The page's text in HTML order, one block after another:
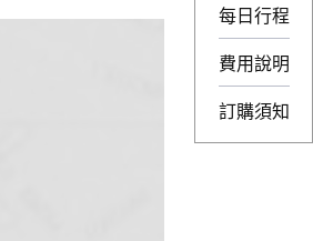
每日行程
費用說明
訂購須知